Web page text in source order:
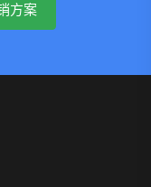
方案